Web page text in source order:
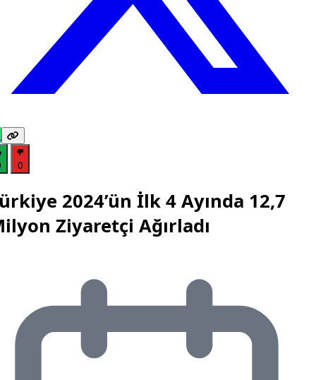
0
2024’ün İlk 4 Ayında 12,7
Ziyaretçi Ağırladı